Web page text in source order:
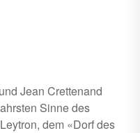
Jean Crettenand
Sinne des
dem «Dorf des